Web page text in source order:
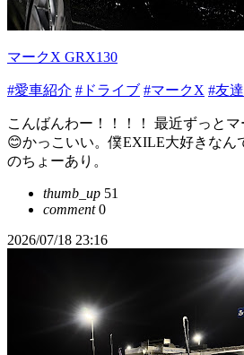
マークX GRX130
#愛車紹介 #ドライブ #マークX #友達
こんばんわー！！！！ 最近ずっと
😊かっこいい。僕EXILE大好きなん
のちょーあり。
thumb_up 51
comment0
2026/07/18 23:16